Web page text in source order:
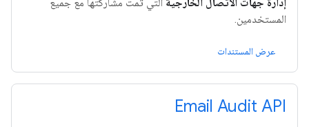
المستخدمين.
عرض المستندات
Email Audit API